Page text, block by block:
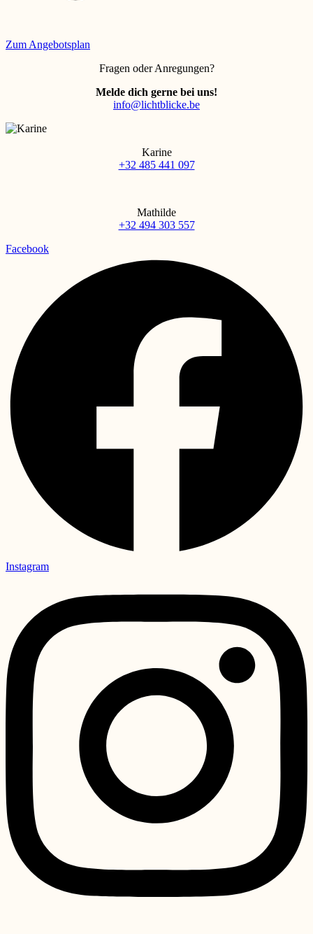
Zum Angebotsplan
Fragen oder Anregungen?
Melde dich gerne bei uns!
info@lichtblicke.be
Karine
+32 485 441 097
Mathilde
+32 494 303 557
Facebook
Instagram